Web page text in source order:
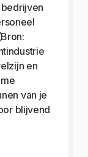
en
van je
blijvend